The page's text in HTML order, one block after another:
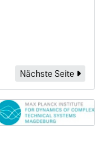
Nächste Seite